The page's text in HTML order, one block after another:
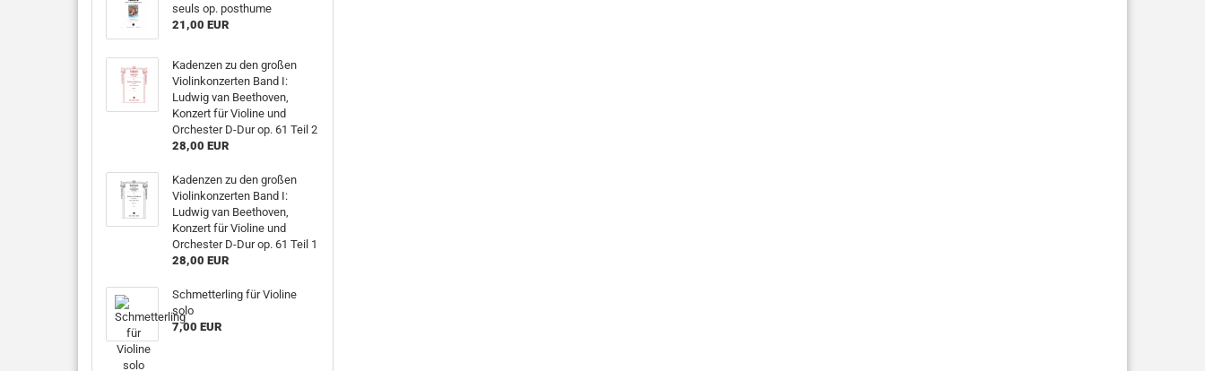
seuls op. posthume
21,00 EUR
Kadenzen zu den großen
Violinkonzerten Band I:
Ludwig van Beethoven,
Konzert für Violine und
Orchester D-Dur op. 61 Teil 2
28,00 EUR
Kadenzen zu den großen
Violinkonzerten Band I:
Ludwig van Beethoven,
Konzert für Violine und
Orchester D-Dur op. 61 Teil 1
28,00 EUR
Schmetterling für Violine
solo
7,00 EUR